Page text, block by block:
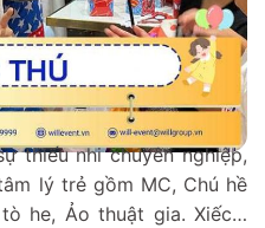
thiếu nhi chuyên nghiệp,
lý trẻ gồm MC, Chú hề
he, Ảo thuật gia. Xiếc…